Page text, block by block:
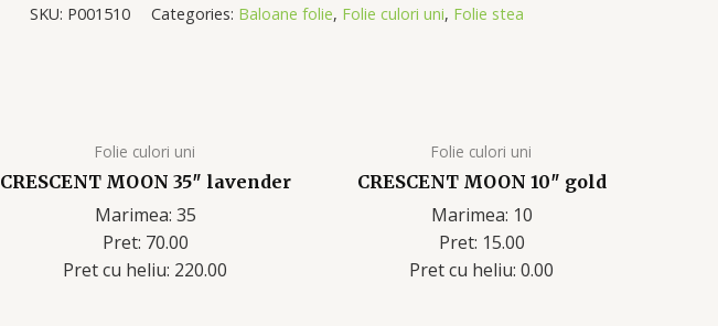
SKU: P001510 Categories: Baloane folie, Folie culori uni, Folie stea
Folie culori uni
CRESCENT MOON 35″ lavender
Marimea: 35
Pret: 70.00
Pret cu heliu: 220.00
Folie culori uni
CRESCENT MOON 10″ gold
Marimea: 10
Pret: 15.00
Pret cu heliu: 0.00